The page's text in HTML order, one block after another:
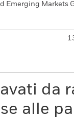
Emerging Markets
da
alle